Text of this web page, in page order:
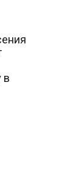
в